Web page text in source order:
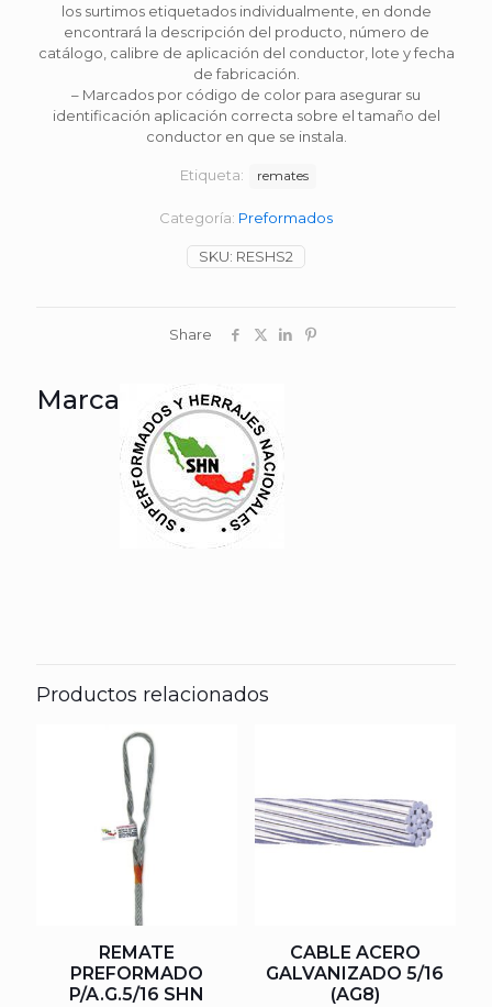
los surtimos etiquetados individualmente, en donde
encontrará la descripción del producto, número de
catálogo, calibre de aplicación del conductor, lote y fecha
de fabricación.
– Marcados por código de color para asegurar su
identificación aplicación correcta sobre el tamaño del
conductor en que se instala.
SKU: RESHS2
Categoría: Preformados
Etiqueta: remates
Share
Marca
Productos relacionados
REMATE
PREFORMADO
P/A.G.5/16 SHN
CABLE ACERO
GALVANIZADO 5/16
(AG8)